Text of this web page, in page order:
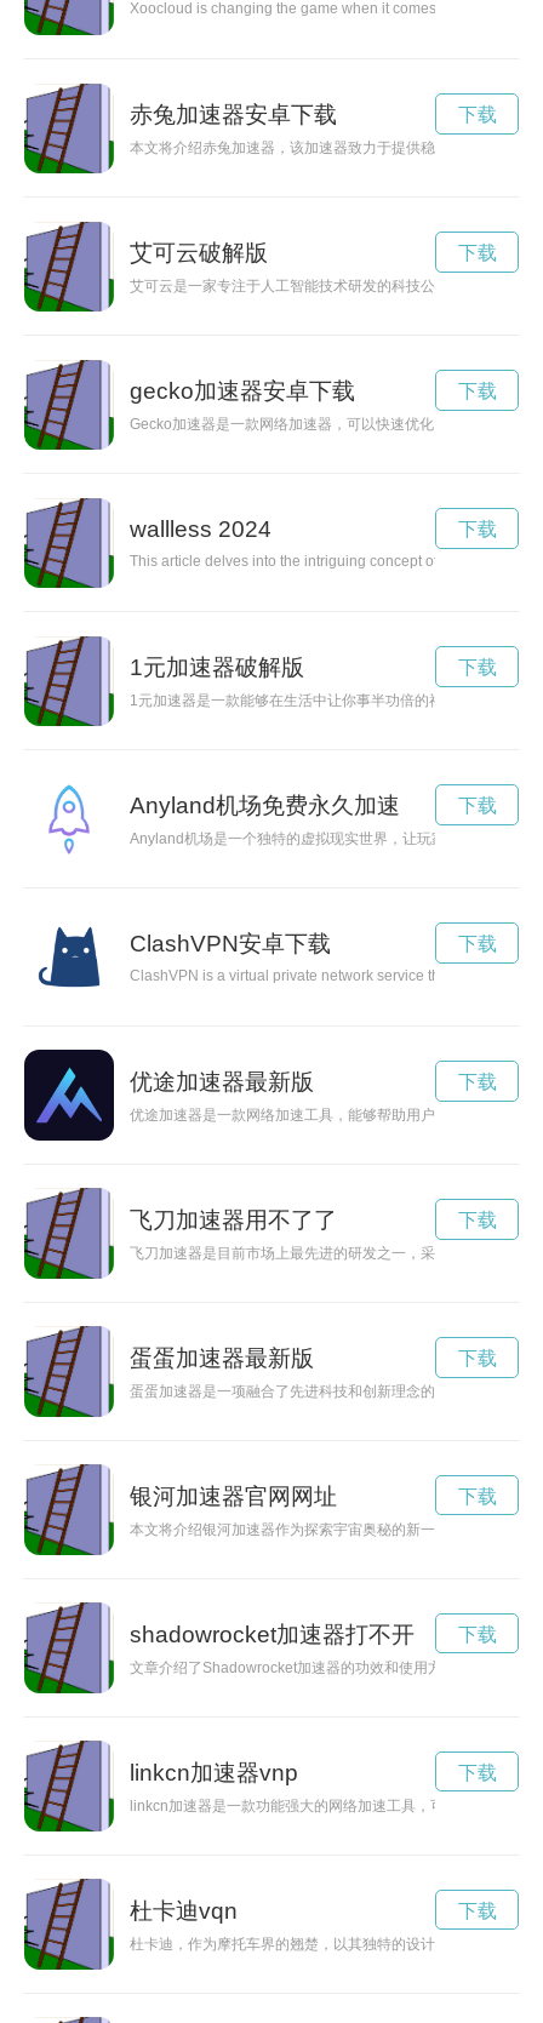
Xoocloud is changing the game when it comes to cloud
赤兔加速器安卓下载
本文将介绍赤兔加速器，该加速器致力于提供稳定高速的网络
下载
艾可云破解版
艾可云是一家专注于人工智能技术研发的科技公司，他们的创
下载
gecko加速器安卓下载
Gecko加速器是一款网络加速器，可以快速优化网络连接，让
下载
wallless 2024
This article delves into the intriguing concept of a wallless
下载
1元加速器破解版
1元加速器是一款能够在生活中让你事半功倍的神奇工具，只需
下载
Anyland机场免费永久加速
Anyland机场是一个独特的虚拟现实世界，让玩家可以尽情体
下载
ClashVPN安卓下载
ClashVPN is a virtual private network service that offers
下载
优途加速器最新版
优途加速器是一款网络加速工具，能够帮助用户解决网络延迟
下载
飞刀加速器用不了了
飞刀加速器是目前市场上最先进的研发之一，采用最新的技术
下载
蛋蛋加速器最新版
蛋蛋加速器是一项融合了先进科技和创新理念的技术，能够为
下载
银河加速器官网网址
本文将介绍银河加速器作为探索宇宙奥秘的新一代科技利器的
下载
shadowrocket加速器打不开
文章介绍了Shadowrocket加速器的功效和使用方法，强调它对
下载
linkcn加速器vnp
linkcn加速器是一款功能强大的网络加速工具，可以帮助用户加
下载
杜卡迪vqn
杜卡迪，作为摩托车界的翘楚，以其独特的设计风格、强劲的
下载